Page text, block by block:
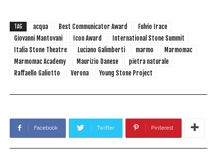
TAG acqua Best Communicator Award
Fulvio Irace
Giovanni Mantovani
Icon Award
International Stone Summit
Italia Stone Theatre
Luciano Galimberti marmo
Marmomac
Marmomac Academy
Maurizio Danese
pietra naturale
Raffaello Galiotto
Verona Young Stone Project
Facebook Twitter Pinterest